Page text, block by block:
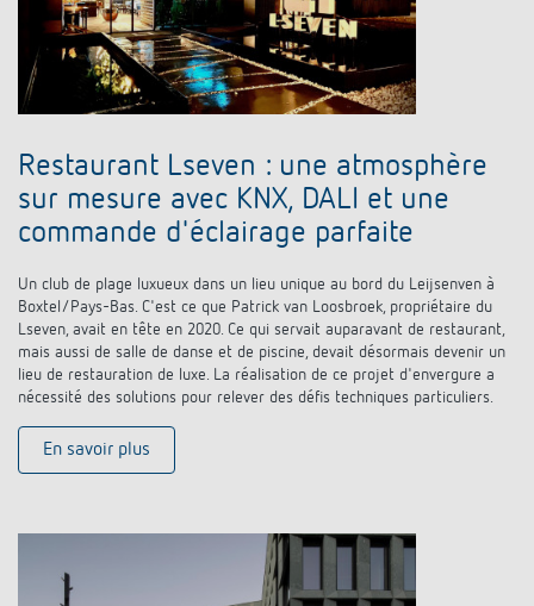
Restaurant Lseven : une atmosphère
sur mesure avec KNX, DALI et une
commande d'éclairage parfaite
Un club de plage luxueux dans un lieu unique au bord du Leijsenven à
Boxtel/Pays-Bas. C'est ce que Patrick van Loosbroek, propriétaire du
Lseven, avait en tête en 2020. Ce qui servait auparavant de restaurant,
mais aussi de salle de danse et de piscine, devait désormais devenir un
lieu de restauration de luxe. La réalisation de ce projet d'envergure a
nécessité des solutions pour relever des défis techniques particuliers.
En savoir plus